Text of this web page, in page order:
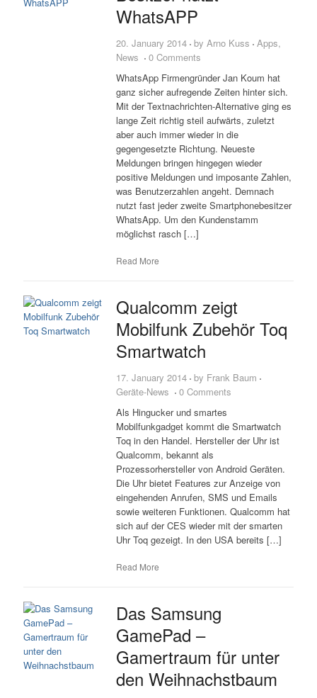
WhatsAPP
20. January 2014 by Arno Kuss Apps,
News
0 Comments
WhatsApp Firmengründer Jan Koum hat
ganz sicher aufregende Zeiten hinter sich.
Mit der Textnachrichten-Alternative ging es
lange Zeit richtig steil aufwärts, zuletzt
aber auch immer wieder in die
gegengesetzte Richtung. Neueste
Meldungen bringen hingegen wieder
positive Meldungen und imposante Zahlen,
was Benutzerzahlen angeht. Demnach
nutzt fast jeder zweite Smartphonebesitzer
WhatsApp. Um den Kundenstamm
möglichst rasch […]
Read More
Qualcomm zeigt
Mobilfunk Zubehör Toq
Smartwatch
17. January 2014 by Frank Baum
Geräte-News
0 Comments
Als Hingucker und smartes
Mobilfunkgadget kommt die Smartwatch
Toq in den Handel. Hersteller der Uhr ist
Qualcomm, bekannt als
Prozessorhersteller von Android Geräten.
Die Uhr bietet Features zur Anzeige von
eingehenden Anrufen, SMS und Emails
sowie weiteren Funktionen. Qualcomm hat
sich auf der CES wieder mit der smarten
Uhr Toq gezeigt. In den USA bereits […]
Read More
Das Samsung
GamePad –
Gamertraum für unter
den Weihnachstbaum